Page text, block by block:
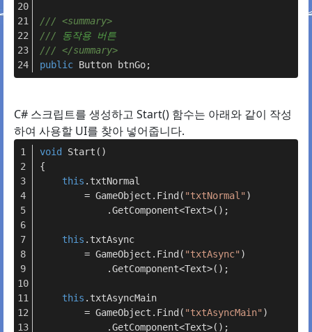
/// <summary>
/// 동작용 버튼
/// </summary>
public Button btnGo;
C# 스크립트를 생성하고 Start() 함수는 아래와 같이 작성
하여 사용할 UI를 찾아 넣어줍니다.
void Start ()
{
this .txtNormal
        = GameObject.Find(
"txtNormal" )
            .GetComponent<Text>();
this .txtAsync
        = GameObject.Find(
"txtAsync" )
            .GetComponent<Text>();
this .txtAsyncMain
        = GameObject.Find(
"txtAsyncMain" )
            .GetComponent<Text>();